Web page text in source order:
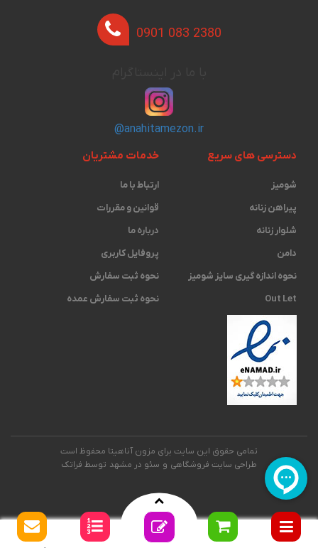
0901 083 2380
@anahitamezon.ir
دسترسی های سریع
شومیز
پیراهن زنانه
شلوار زنانه
دامن
نحوه اندازه گیری ‫سایز شومیز
Out Let
خدمات مشتریان
ارتباط با ما
قوانین و مقررات
درباره ما
پروفایل کاربری
نحوه ثبت سفارش
نحوه ثبت سفارش عمده
تمامی حقوق این سایت برای مزون آناهیتا محفوظ است
طراحی سایت فروشگاهی و سئو در مشهد توسط فراتک